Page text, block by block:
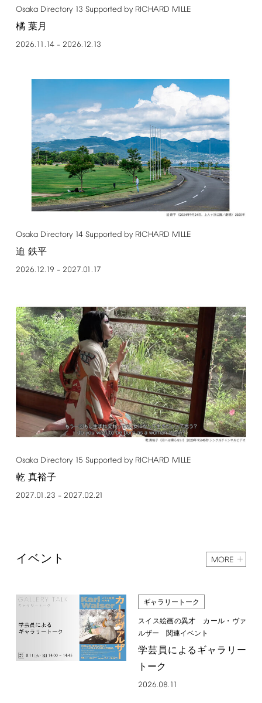
Osaka Directory 13 Supported by RICHARD MILLE
橘 葉月
2026.11.14– 2026.12.13
Osaka Directory 14 Supported by RICHARD MILLE
迫 鉄平
2026.12.19 – 2027.01.17
Osaka Directory 15 Supported by RICHARD MILLE
乾 真裕子
2027.01.23 – 2027.02.21
イベント MORE
ギャラリートーク
スイス絵画の異才 カール・ヴァ
ルザー 関連イベント
学芸員によるギャラリー
トーク
2026.08.11